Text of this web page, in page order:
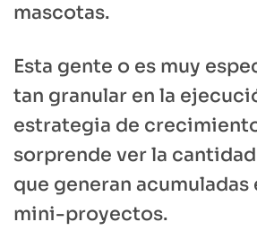
mascotas.
Esta gente o es muy
tan granular en la
estrategia de
sorprende ver la
que generan acumuladas
mini-proyectos.